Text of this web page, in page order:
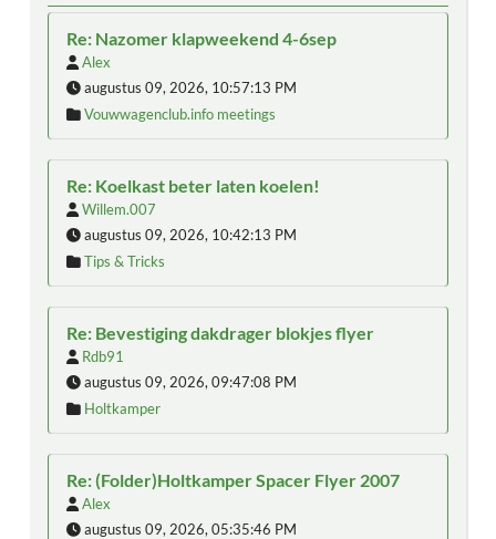
Re: Nazomer klapweekend 4-6sep
Alex
augustus 09, 2026, 10:57:13 PM
Vouwwagenclub.info meetings
Re: Koelkast beter laten koelen!
Willem.007
augustus 09, 2026, 10:42:13 PM
Tips & Tricks
Re: Bevestiging dakdrager blokjes flyer
Rdb91
augustus 09, 2026, 09:47:08 PM
Holtkamper
Re: (Folder)Holtkamper Spacer Flyer 2007
Alex
augustus 09, 2026, 05:35:46 PM